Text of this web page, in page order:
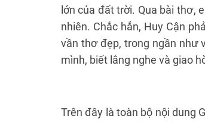
lớn của đất trời. Qua bài thơ,
nhiên. Chắc hẳn, Huy Cận
vần thơ đẹp, trong ngần như
mình, biết lắng nghe và giao
Trên đây là toàn bộ nội dung